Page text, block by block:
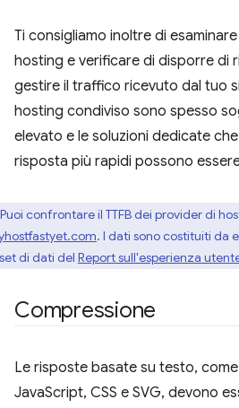
Ti consigliamo inoltre di
hosting e verificare di disporre di
gestire il traffico ricevuto dal tuo
hosting condiviso sono spesso
elevato e le soluzioni dedicate
risposta più rapidi possono
Puoi confrontare il TTFB dei provider di
. I dati sono costituiti da
di dati del Report sull'esperienza
Compressione
Le risposte basate su testo, come
JavaScript, CSS e SVG, devono